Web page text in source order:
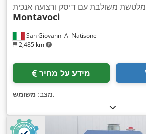
San Giovanni Al Natisone
2,485 km
מלטשת משולבת עם דיסק ורצועה אנכית
Montavoci
מידע על מחיר
מצב: משומש ,